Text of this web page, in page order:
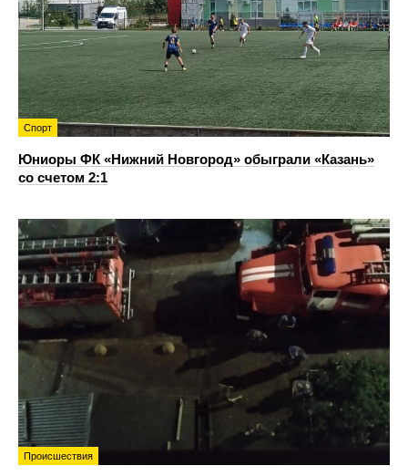
Спорт
Юниоры ФК «Нижний Новгород» обыграли «Казань»
со счетом 2:1
Происшествия